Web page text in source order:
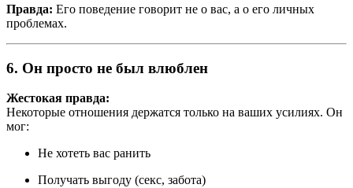
Правда: Его поведение говорит не о вас, а о его личных
проблемах.
6. Он просто не был влюблен
Жестокая правда:
Некоторые отношения держатся только на ваших усилиях. Он
мог:
Не хотеть вас ранить
Получать выгоду (секс, забота)